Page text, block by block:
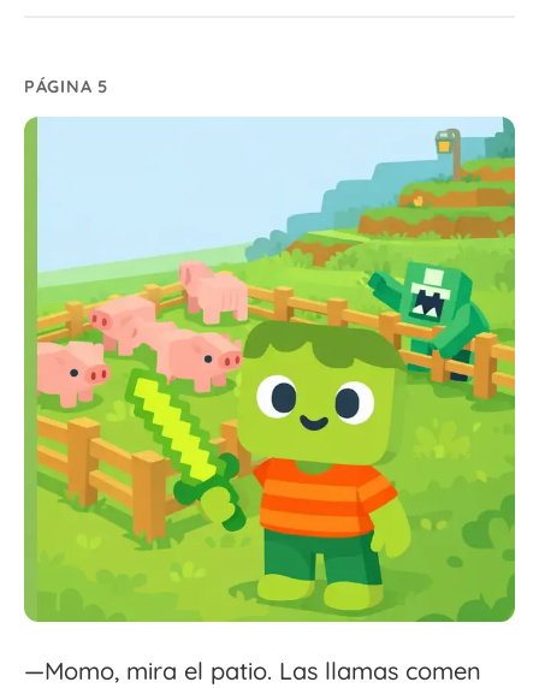
PÁGINA 5
—Momo, mira el patio. Las llamas comen